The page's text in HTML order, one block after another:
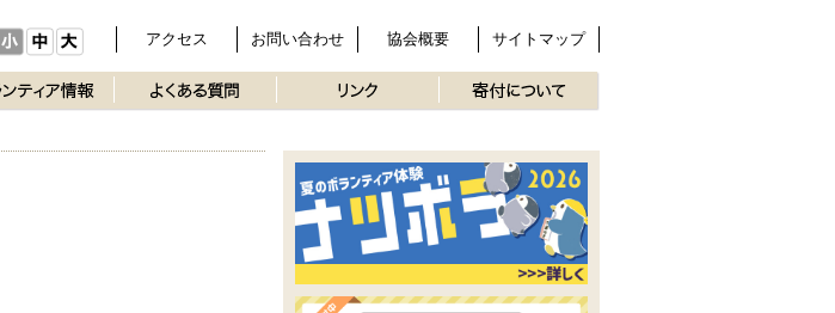
サイトマップ
協会概要
お問い合わせ
アクセス